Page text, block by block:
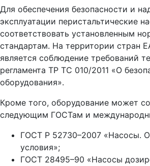
Для обеспечения безопасности и
эксплуатации перистальтические
соответствовать установленным
стандартам. На территории стран
является соблюдение требований
регламента ТР ТС 010/2011 «О
оборудования».
Кроме того, оборудование может
следующим ГОСТам и
ГОСТ Р 52730–2007 «Насосы.
условия»;
ГОСТ 28495–90 «Насосы